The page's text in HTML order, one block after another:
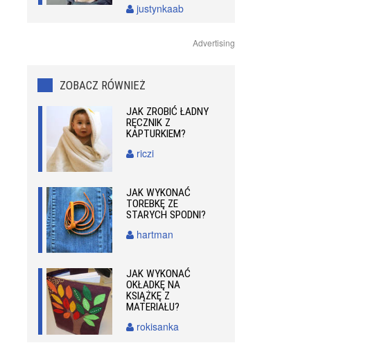
justynkaab
Advertising
ZOBACZ RÓWNIEŻ
JAK ZROBIĆ ŁADNY
RĘCZNIK Z
KAPTURKIEM?
riczi
JAK WYKONAĆ
TOREBKĘ ZE
STARYCH SPODNI?
hartman
JAK WYKONAĆ
OKŁADKĘ NA
KSIĄŻKĘ Z
MATERIAŁU?
rokisanka